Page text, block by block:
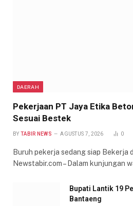
DAERAH
Pekerjaan PT Jaya Etika
Sesuai Bestek
BY TABIR NEWS AGUSTUS 7, 2026 0
Buruh pekerja sedang siap Bekerja
Newstabir.com – Dalam kunjungan
Bupati Lantik 19
Bantaeng